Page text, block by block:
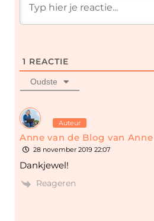
1 REACTIE
Oudste
Auteur
Anne van de Blog van Anne
28 november 2019 22:07
Dankjewel!
Reageren